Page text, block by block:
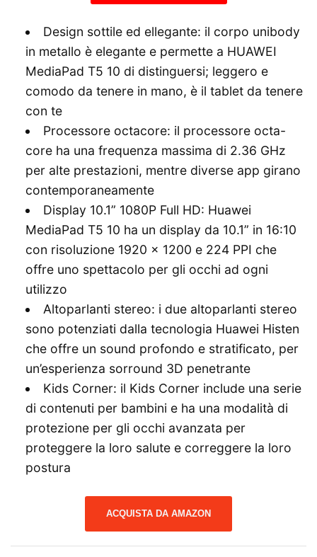
Design sottile ed ellegante: il corpo unibody
in metallo è elegante e permette a HUAWEI
MediaPad T5 10 di distinguersi; leggero e
comodo da tenere in mano, è il tablet da tenere
con te
Processore octacore: il processore octa-
core ha una frequenza massima di 2.36 GHz
per alte prestazioni, mentre diverse app girano
contemporaneamente
Display 10.1” 1080P Full HD: Huawei
MediaPad T5 10 ha un display da 10.1” in 16:10
con risoluzione 1920 x 1200 e 224 PPI che
offre uno spettacolo per gli occhi ad ogni
utilizzo
Altoparlanti stereo: i due altoparlanti stereo
sono potenziati dalla tecnologia Huawei Histen
che offre un sound profondo e stratificato, per
un’esperienza sorround 3D penetrante
Kids Corner: il Kids Corner include una serie
di contenuti per bambini e ha una modalità di
protezione per gli occhi avanzata per
proteggere la loro salute e correggere la loro
postura
ACQUISTA DA AMAZON